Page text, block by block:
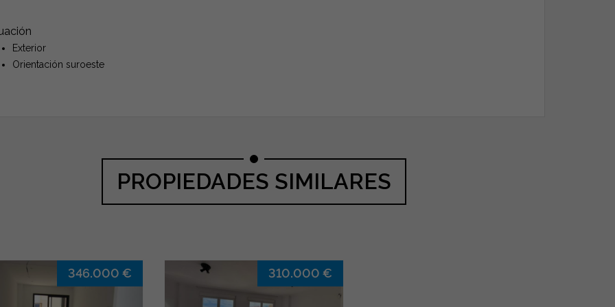
Exterior
Orientación suroeste
PROPIEDADES SIMILARES
346.000 € 310.000 €